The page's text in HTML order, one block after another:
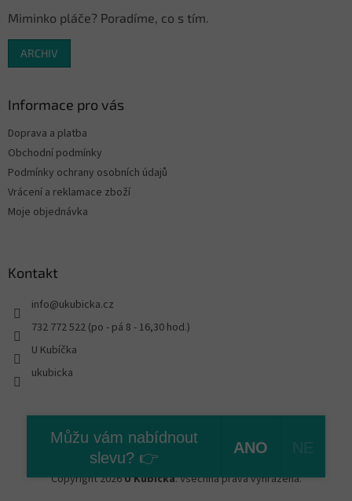
Miminko pláče? Poradíme, co s tím.
ARCHIV
Informace pro vás
Doprava a platba
Obchodní podmínky
Podmínky ochrany osobních údajů
Vrácení a reklamace zboží
Moje objednávka
Kontakt
info@ukubicka.cz
732 772 522 (po - pá 8 - 16,30 hod.)
U Kubíčka
ukubicka
Vytvořil Shoptet
Copyright 2026U Kubíčka. Všechna práva vyhrazena.
Můžu vám nabídnout
slevu? 👉
ANO NE